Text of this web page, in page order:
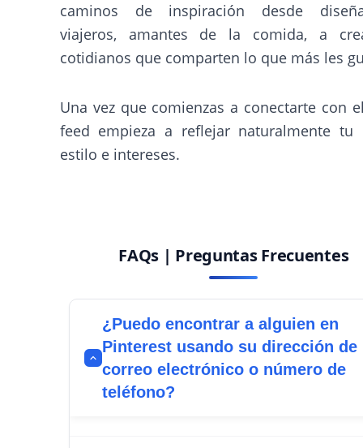
caminos de inspiración desde
viajeros, amantes de la comida, a
cotidianos que comparten lo que más les
Una vez que comienzas a conectarte con
feed empieza a reflejar naturalmente tu
estilo e intereses.
FAQs | Preguntas Frecuentes
¿Puedo encontrar a alguien en
Pinterest usando su dirección de
correo electrónico o número de
teléfono?